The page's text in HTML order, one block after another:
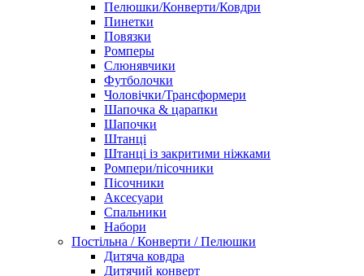
Пелюшки/Конверти/Ковдри
Пинетки
Повязки
Ромперы
Слюнявчики
Футболочки
Чоловічки/Трансформери
Шапочка & царапки
Шапочки
Штанці
Штанці із закритими ніжками
Ромпери/пісочники
Пісочники
Аксесуари
Спальники
Набори
Постільна / Конверти / Пелюшки
Дитяча ковдра
Дитячий конверт